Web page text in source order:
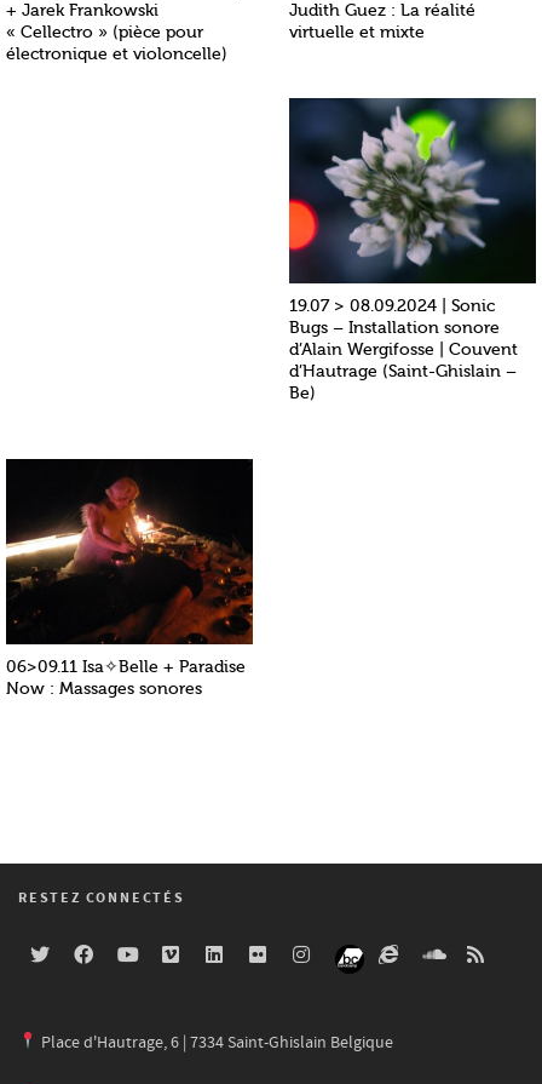
+ Jarek Frankowski
« Cellectro » (pièce pour
électronique et violoncelle)
Judith Guez : La réalité
virtuelle et mixte
19.07 > 08.09.2024 | Sonic
Bugs – Installation sonore
d’Alain Wergifosse | Couvent
d’Hautrage (Saint-Ghislain –
Be)
06>09.11 Isa✧Belle + Paradise
Now : Massages sonores
RESTEZ CONNECTÉS
Place d'Hautrage, 6 | 7334 Saint-Ghislain Belgique